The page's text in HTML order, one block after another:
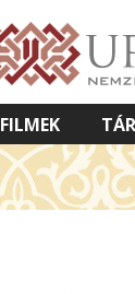
FILMEK
VETÍTETT